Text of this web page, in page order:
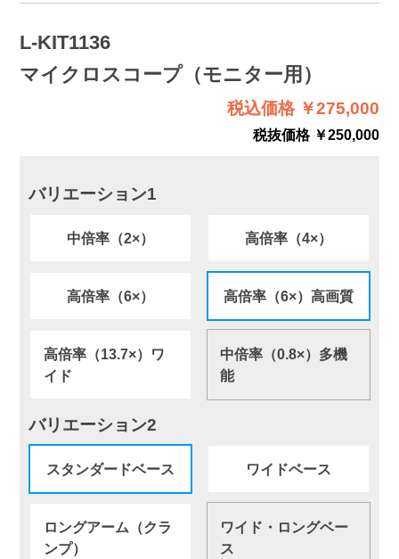
L-KIT1136
マイクロスコープ（モニター用）
税込価格 ￥275,000
税抜価格 ￥250,000
バリエーション1
中倍率（2×） 高倍率（4×）
高倍率（6×） 高倍率（6×）高画質
高倍率（13.7×）ワ
イド
中倍率（0.8×）多機
能
バリエーション2
スタンダードベース ワイドベース
ロングアーム（クラ
ンプ）
ワイド・ロングベー
ス